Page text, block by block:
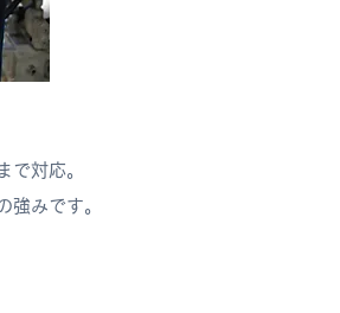
で対応。
強みです。